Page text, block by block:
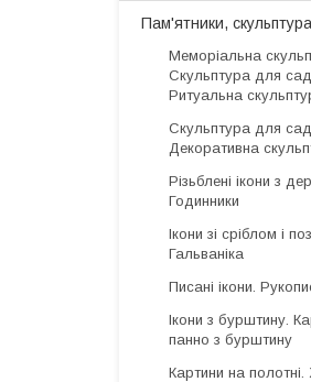
Пам'ятники, скульптура
Меморіальна
Скульптура для
Ритуальна
Скульптура для
Декоративна
Різьблені ікони з
Годинники
Ікони зі сріблом і
Гальваніка
Писані ікони.
Ікони з бурштину.
панно з бурштину
Картини на